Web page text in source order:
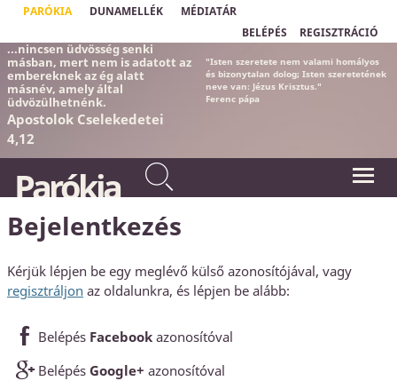
PARÓKIA DUNAMELLÉK
MÉDIATÁR
BELÉPÉS
REGISZTRÁCIÓ
...nincsen üdvösség senki
másban, mert nem is adatott az
embereknek az ég alatt
másnév, amely által
üdvözülhetnénk.
Apostolok Cselekedetei
4,12
"Isten szeretete nem valami homályos
és bizonytalan dolog; Isten szeretetének
neve van: Jézus Krisztus."
Ferenc pápa
Parókia
Bejelentkezés
Kérjük lépjen be egy meglévő külső azonosítójával, vagy
regisztráljon az oldalunkra, és lépjen be alább:
Belépés Facebook azonosítóval
Belépés Google+ azonosítóval